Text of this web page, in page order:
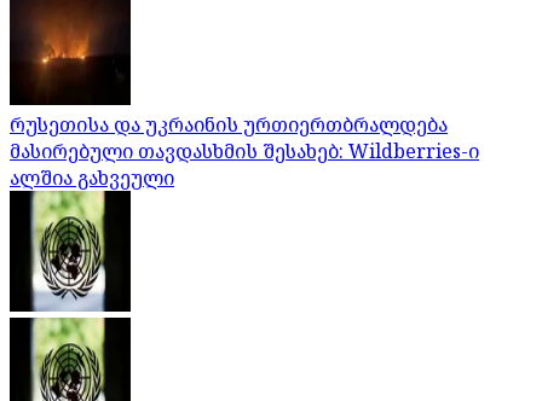
რუსეთისა და უკრაინის ურთიერთბრალდება
მასირებული თავდასხმის შესახებ: Wildberries-ი
ალშია გახვეული